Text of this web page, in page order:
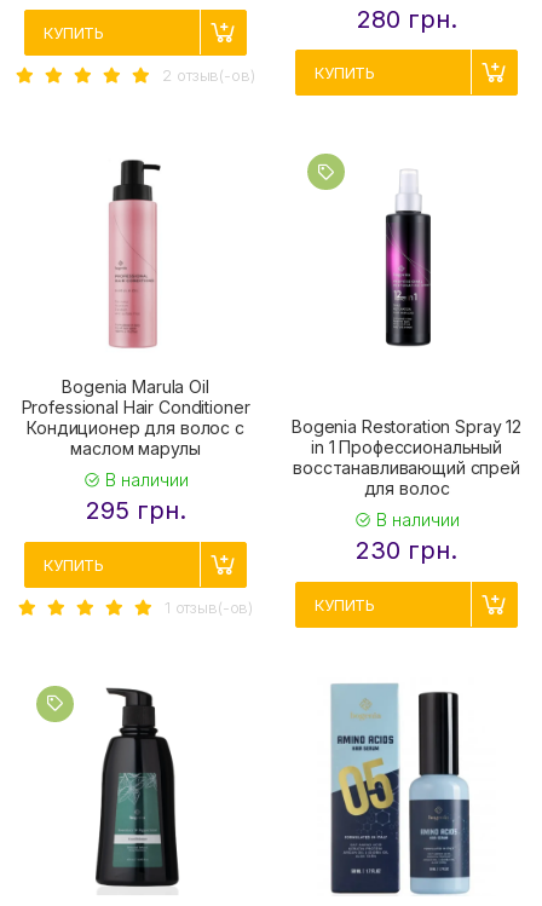
КУПИТЬ
2 отзыв(-ов)
280 грн.
КУПИТЬ
Bogenia Marula Oil
Professional Hair Conditioner
Кондиционер для волос с
маслом марулы
В наличии
295 грн.
КУПИТЬ
1 отзыв(-ов)
Bogenia Restoration Spray 12
in 1 Профессиональный
восстанавливающий спрей
для волос
В наличии
230 грн.
КУПИТЬ